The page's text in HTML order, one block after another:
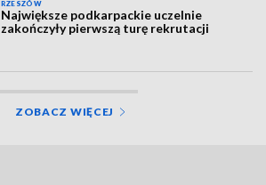
RZESZÓW
Największe podkarpackie uczelnie
zakończyły pierwszą turę rekrutacji
ZOBACZ WIĘCEJ